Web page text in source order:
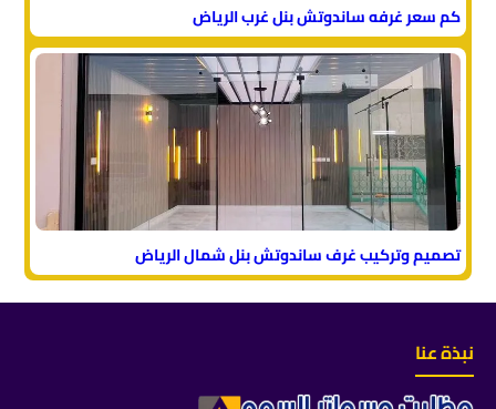
كم سعر غرفه ساندوتش بنل غرب الرياض
تصميم وتركيب غرف ساندوتش بنل شمال الرياض
نبذة عنا